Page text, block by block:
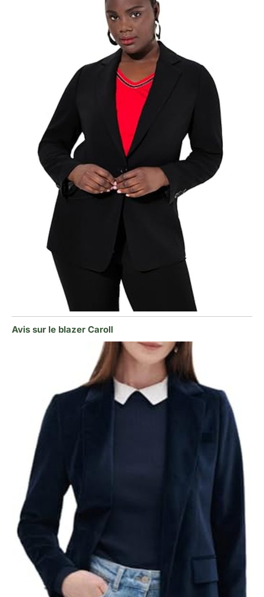
Avis sur le blazer Caroll